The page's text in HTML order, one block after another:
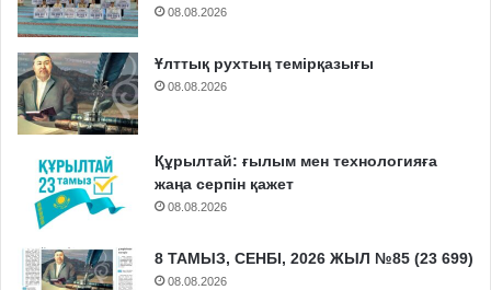
08.08.2026
Ұлттық рухтың темірқазығы
08.08.2026
Құрылтай: ғылым мен технологияға
жаңа серпін қажет
08.08.2026
8 ТАМЫЗ, СЕНБІ, 2026 ЖЫЛ №85 (23 699)
08.08.2026